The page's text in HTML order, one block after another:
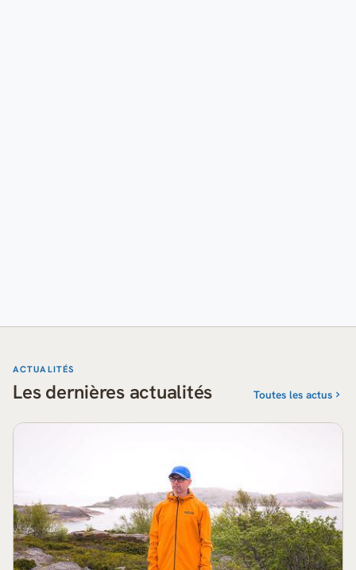
ACTUALITÉS
Les dernières actualités Toutes les actus